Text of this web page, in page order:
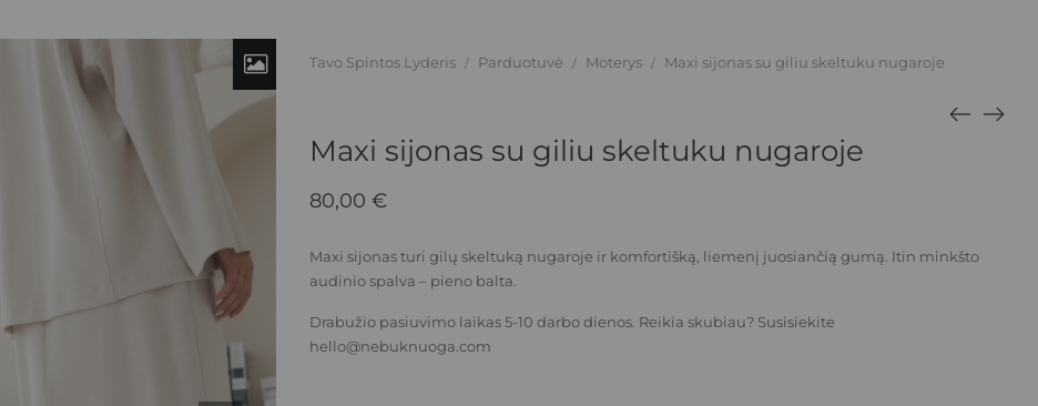
Tavo Spintos Lyderis / Parduotuvė / Moterys / Maxi sijonas su giliu skeltuku nugaroje
Maxi sijonas su giliu skeltuku nugaroje
80,00 €
Maxi sijonas turi gilų skeltuką nugaroje ir komfortišką, liemenį juosiančią gumą. Itin minkšto
audinio spalva – pieno balta.
Drabužio pasiuvimo laikas 5-10 darbo dienos. Reikia skubiau? Susisiekite
hello@nebuknuoga.com